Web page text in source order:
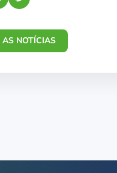
NOTÍCIAS